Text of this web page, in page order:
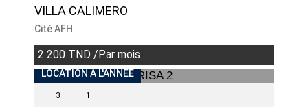
VILLA CALIMERO
Cité AFH
2 200 TND /Par mois
LOCATION À L'ANNÉE
3 1